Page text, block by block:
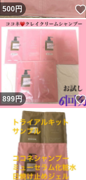
500円
899円